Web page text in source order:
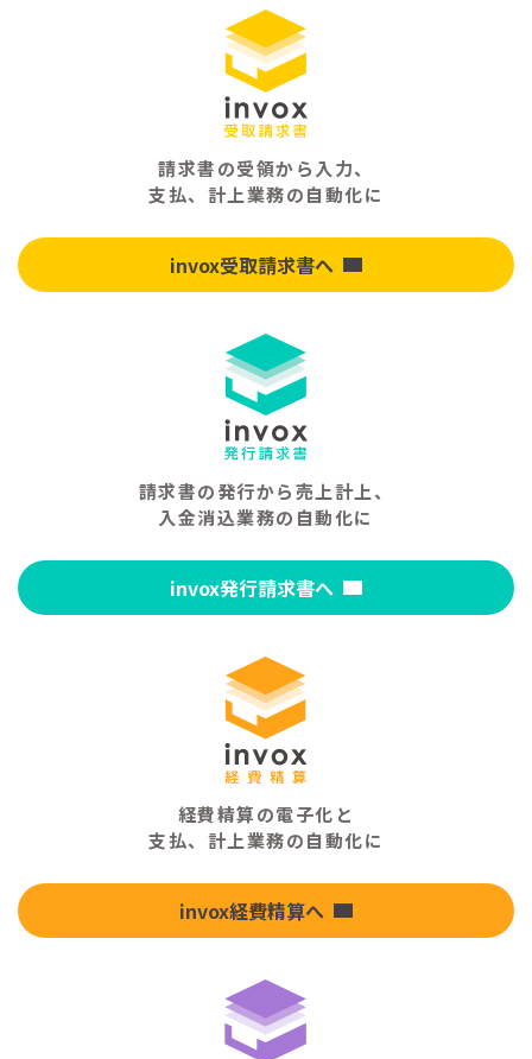
請求書の受領から入力、
支払、計上業務の自動化に
invox受取請求書へ
請求書の発行から売上計上、
入金消込業務の自動化に
invox発行請求書へ
経費精算の電子化と
支払、計上業務の自動化に
invox経費精算へ